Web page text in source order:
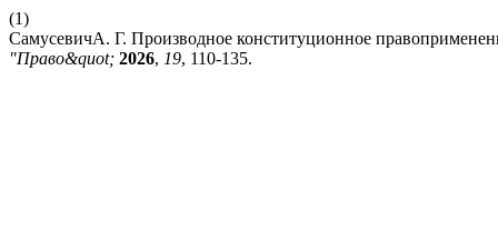
(1)
СамусевичА. Г. Производное конституционное
"Право&quot; 2026, 19, 110-135.